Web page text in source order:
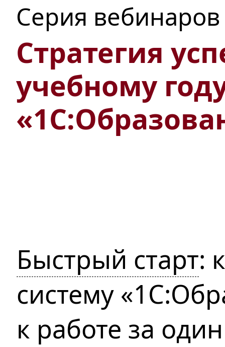
Серия вебинаров
Стратегия
учебному
Быстрый старт:
систему
к работе за